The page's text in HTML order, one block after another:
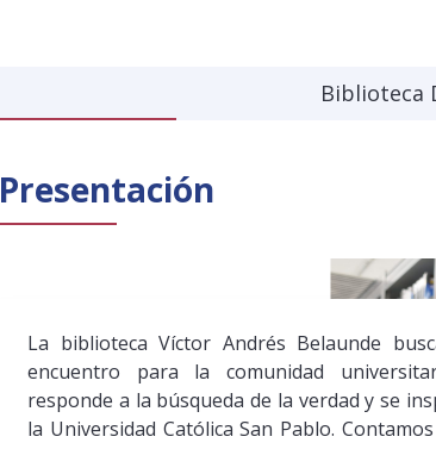
Biblioteca
Presentación
La biblioteca Víctor Andrés Belaunde
encuentro para la comunidad
responde a la búsqueda de la verdad y se
la Universidad Católica San Pablo.